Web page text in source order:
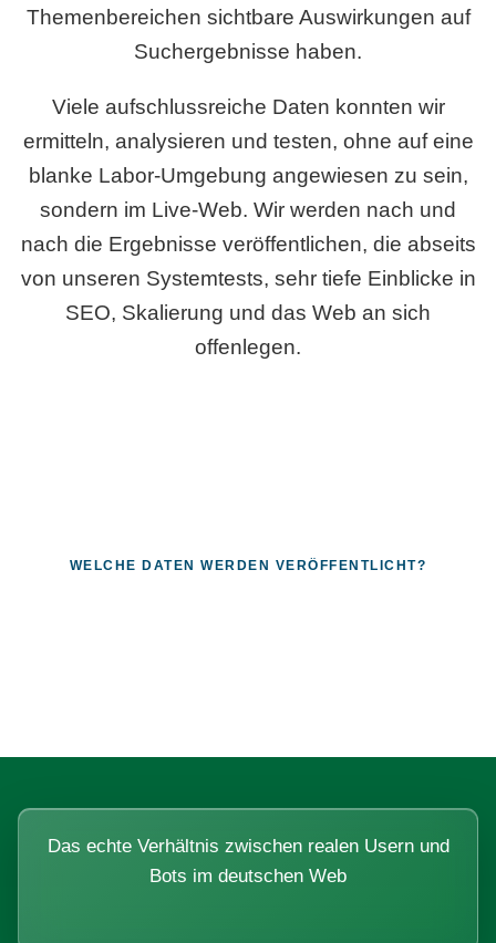
Themenbereichen sichtbare Auswirkungen auf
Suchergebnisse haben.
Viele aufschlussreiche Daten konnten wir
ermitteln, analysieren und testen, ohne auf eine
blanke Labor-Umgebung angewiesen zu sein,
sondern im Live-Web. Wir werden nach und
nach die Ergebnisse veröffentlichen, die abseits
von unseren Systemtests, sehr tiefe Einblicke in
SEO, Skalierung und das Web an sich
offenlegen.
WELCHE DATEN WERDEN VERÖFFENTLICHT?
Das echte Verhältnis zwischen realen Usern und
Bots im deutschen Web